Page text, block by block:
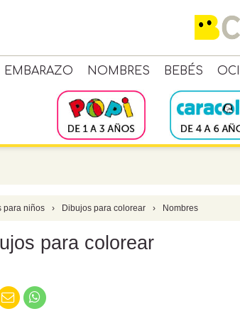
EMBARAZO NOMBRES BEBÉS
para niños › Dibujos para colorear › Nombres
para colorear